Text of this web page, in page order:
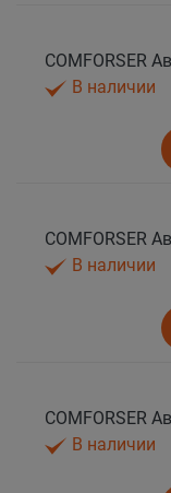
В наличии
В наличии
В наличии